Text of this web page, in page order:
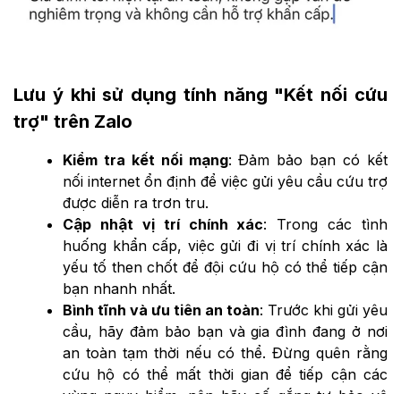
Lưu ý khi sử dụng tính năng "Kết nối cứu
trợ" trên Zalo
Kiểm tra kết nối mạng: Đảm bảo bạn có kết
nối internet ổn định để việc gửi yêu cầu cứu trợ
được diễn ra trơn tru.
Cập nhật vị trí chính xác: Trong các tình
huống khẩn cấp, việc gửi đi vị trí chính xác là
yếu tố then chốt để đội cứu hộ có thể tiếp cận
bạn nhanh nhất.
Bình tĩnh và ưu tiên an toàn: Trước khi gửi yêu
cầu, hãy đảm bảo bạn và gia đình đang ở nơi
an toàn tạm thời nếu có thể. Đừng quên rằng
cứu hộ có thể mất thời gian để tiếp cận các